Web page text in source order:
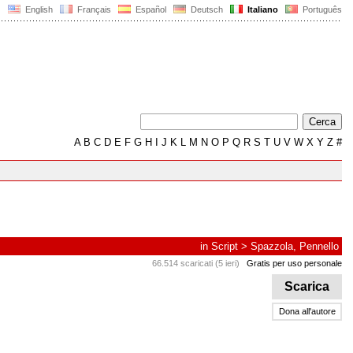
English Français Español Deutsch Italiano Português
AB C D E F G H J K L M N O P Q R S T U V W X Y Z #
in Script > Spazzola, Pennello
66.514 scaricati (5 ieri) Gratis per uso personale
Scarica
Dona all'autore